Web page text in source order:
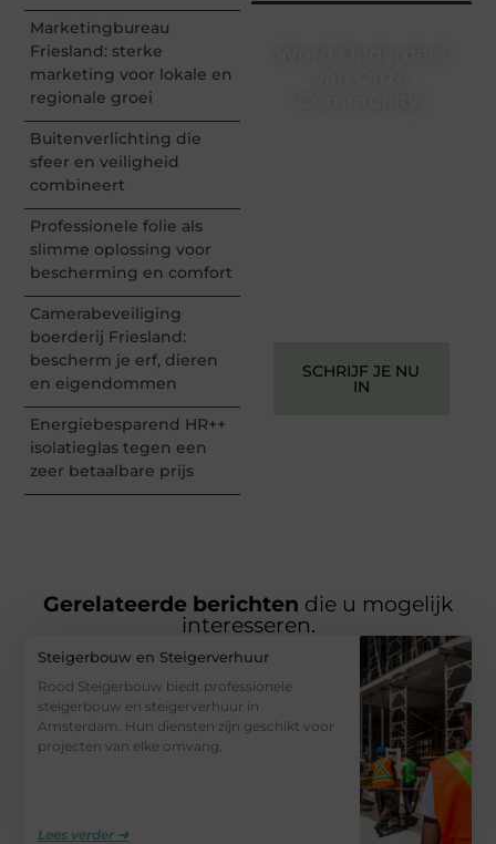
Marketingbureau
Friesland: sterke
marketing voor lokale en
regionale groei
Buitenverlichting die
sfeer en veiligheid
combineert
Professionele folie als
slimme oplossing voor
bescherming en comfort
Camerabeveiliging
boerderij Friesland:
bescherm je erf, dieren
en eigendommen
Energiebesparend HR++
isolatieglas tegen een
zeer betaalbare prijs
SCHRIJF JE NU
IN
Gerelateerde berichten die u mogelijk
interesseren.
Steigerbouw en Steigerverhuur
Rood Steigerbouw biedt professionele
steigerbouw en steigerverhuur in
Amsterdam. Hun diensten zijn geschikt voor
projecten van elke omvang,
Lees verder ➜